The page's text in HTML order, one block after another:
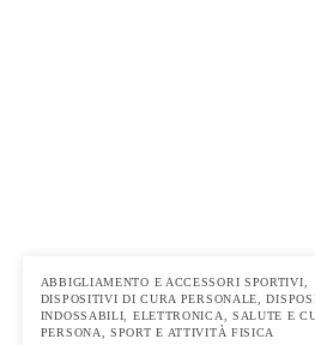
ABBIGLIAMENTO E ACCESSORI SPORTIVI,
DISPOSITIVI DI CURA PERSONALE,
INDOSSABILI, ELETTRONICA, SALUTE E
PERSONA,SPORT E ATTIVITÀ FISICA